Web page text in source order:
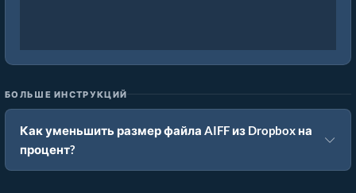
БОЛЬШЕ ИНСТРУКЦИЙ
Как уменьшить размер файла AIFF из Dropbox на
процент?